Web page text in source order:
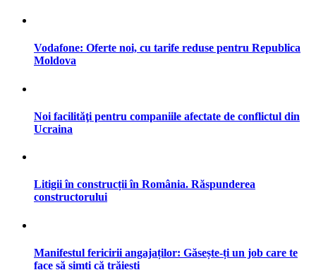
Vodafone: Oferte noi, cu tarife reduse pentru Republica
Moldova
Noi facilităţi pentru companiile afectate de conflictul din
Ucraina
Litigii în construcții în România. Răspunderea
constructorului
Manifestul fericirii angajaților: Găsește-ți un job care te
face să simți că trăiești